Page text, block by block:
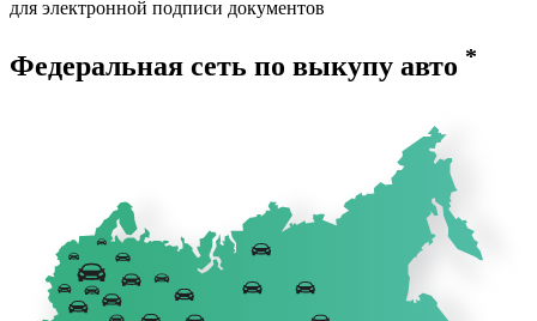
для электронной подписи документов
Федеральная сеть по выкупу авто *